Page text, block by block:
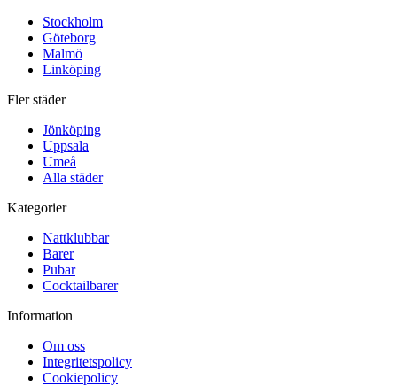
Stockholm
Göteborg
Malmö
Linköping
Fler städer
Jönköping
Uppsala
Umeå
Alla städer
Kategorier
Nattklubbar
Barer
Pubar
Cocktailbarer
Information
Om oss
Integritetspolicy
Cookiepolicy